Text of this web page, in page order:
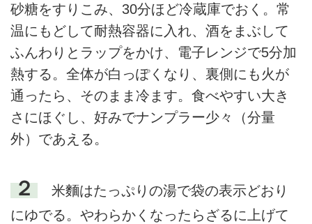
砂糖をすりこみ、30分ほど冷蔵庫でおく。常
温にもどして耐熱容器に入れ、酒をまぶして
ふんわりとラップをかけ、電子レンジで5分加
熱する。全体が白っぽくなり、裏側にも火が
通ったら、そのまま冷ます。食べやすい大き
さにほぐし、好みでナンプラー少々（分量
外）であえる。
２
米麵はたっぷりの湯で袋の表示どおり
にゆでる。やわらかくなったらざるに上げて